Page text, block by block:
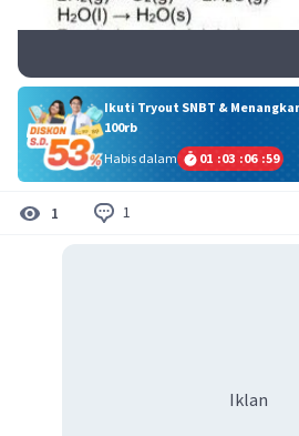
Ikuti Tryout SNBT &
100rb
Habis dalam
01 :03 :06 :59
1 1
Iklan